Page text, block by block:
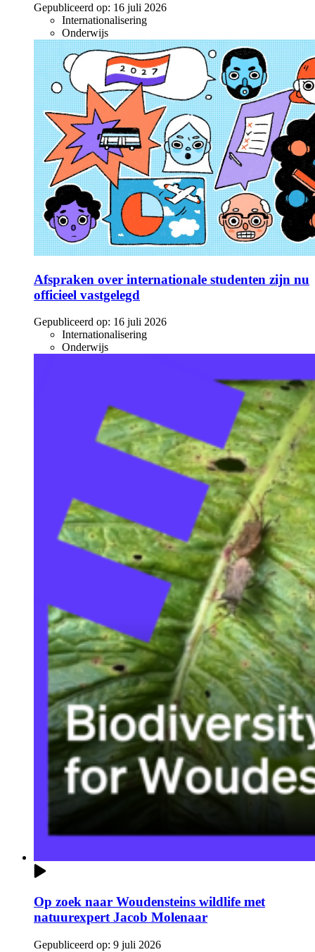
Gepubliceerd op: 16 juli 2026
Internationalisering
Onderwijs
Afspraken over internationale studenten zijn nu
officieel vastgelegd
Gepubliceerd op: 16 juli 2026
Internationalisering
Onderwijs
Op zoek naar Woudensteins wildlife met
natuurexpert Jacob Molenaar
Gepubliceerd op: 9 juli 2026